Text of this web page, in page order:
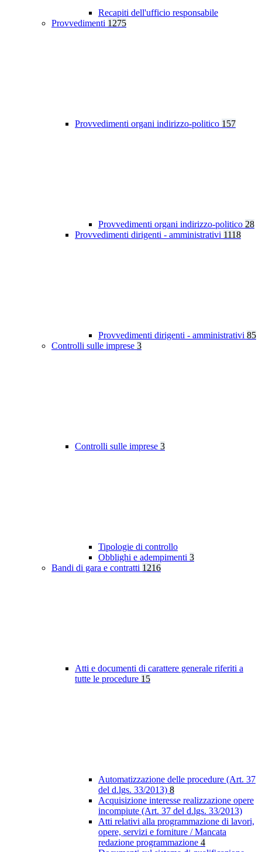
Recapiti dell'ufficio responsabile
Provvedimenti 1275
Provvedimenti organi indirizzo-politico 157
Provvedimenti organi indirizzo-politico 28
Provvedimenti dirigenti - amministrativi 1118
Provvedimenti dirigenti - amministrativi 85
Controlli sulle imprese 3
Controlli sulle imprese 3
Tipologie di controllo
Obblighi e adempimenti 3
Bandi di gara e contratti 1216
Atti e documenti di carattere generale riferiti a
tutte le procedure 15
Automatizzazione delle procedure (Art. 37
del d.lgs. 33/2013) 8
Acquisizione interesse realizzazione opere
incompiute (Art. 37 del d.lgs. 33/2013)
Atti relativi alla programmazione di lavori,
opere, servizi e forniture / Mancata
redazione programmazione 4